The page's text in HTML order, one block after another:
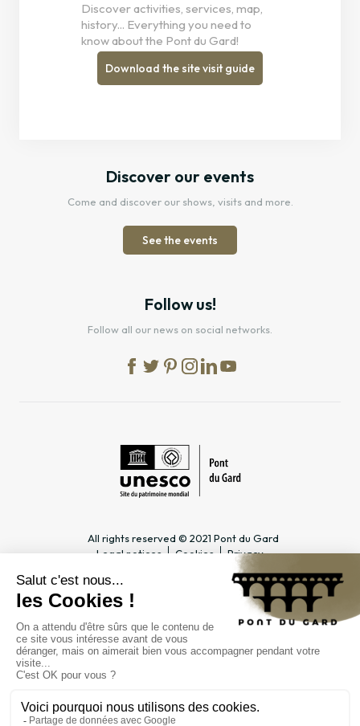
Discover activities, services, map,
history... Everything you need to
know about the Pont du Gard!
Download the site visit guide
Discover our events
Come and discover our shows, visits and more.
See the events
Follow us!
Follow all our news on social networks.
All rights reserved © 2021 Pont du Gard
Legal notices
Cookies Privacy
PRACTICAL INFORMATION
Timetable
Access
Rates & season tickets
Contact
SPECIALIST PAGES
Tourism professionals &
Teachers & Schools
Journalists
THE PUBLIC INSTITUTION